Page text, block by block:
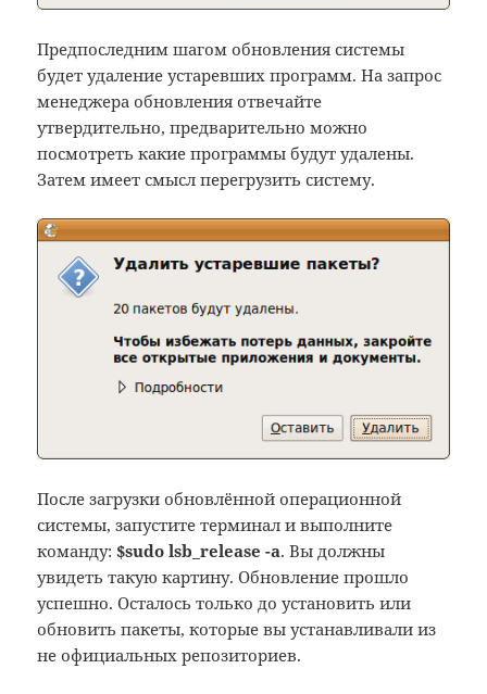
Предпоследним шагом обновления системы
будет удаление устаревших программ. На запрос
менеджера обновления отвечайте
утвердительно, предварительно можно
посмотреть какие программы будут удалены.
Затем имеет смысл перегрузить систему.
После загрузки обновлённой операционной
системы, запустите терминал и выполните
команду:$sudo lsb_release -a. Вы должны
увидеть такую картину. Обновление прошло
успешно. Осталось только до установить или
обновить пакеты, которые вы устанавливали из
не официальных репозиториев.